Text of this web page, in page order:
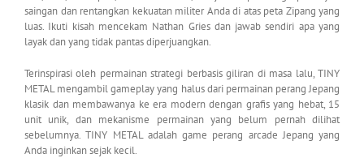
saingan dan rentangkan kekuatan militer Anda di atas peta Zipang yang
luas. Ikuti kisah mencekam Nathan Gries dan jawab sendiri apa yang
layak dan yang tidak pantas diperjuangkan.
Terinspirasi oleh permainan strategi berbasis giliran di masa lalu, TINY
METAL mengambil gameplay yang halus dari permainan perang Jepang
klasik dan membawanya ke era modern dengan grafis yang hebat, 15
unit unik, dan mekanisme permainan yang belum pernah dilihat
sebelumnya. TINY METAL adalah game perang arcade Jepang yang
Anda inginkan sejak kecil.